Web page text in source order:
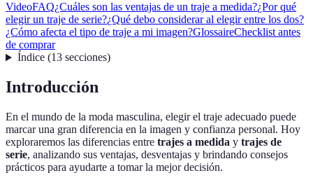
VideoFAQ¿Cuáles son las ventajas de un traje a medida?¿Por qué
elegir un traje de serie?¿Qué debo considerar al elegir entre los dos?
¿Cómo afecta el tipo de traje a mi imagen?GlossaireChecklist antes
de comprar
Índice(13 secciones)
Introducción
En el mundo de la moda masculina, elegir el traje adecuado puede
marcar una gran diferencia en la imagen y confianza personal. Hoy
exploraremos las diferencias entre trajes a medida y trajes de
serie, analizando sus ventajas, desventajas y brindando consejos
prácticos para ayudarte a tomar la mejor decisión.